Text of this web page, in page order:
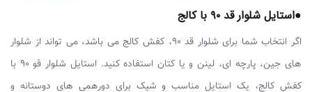
●استایل شلوار قد ۹۰ با کالج
اگر انتخاب شما برای شلوار قد ۹۰، کفش کالج می باشد، می تواند از شلوار
های جین، پارچه ای، لینن و یا کتان استفاده کنید. استایل شلوار قو ۹۰ با
کفش کالج، یک استایل مناسب و شیک برای دورهمی های دوستانه و